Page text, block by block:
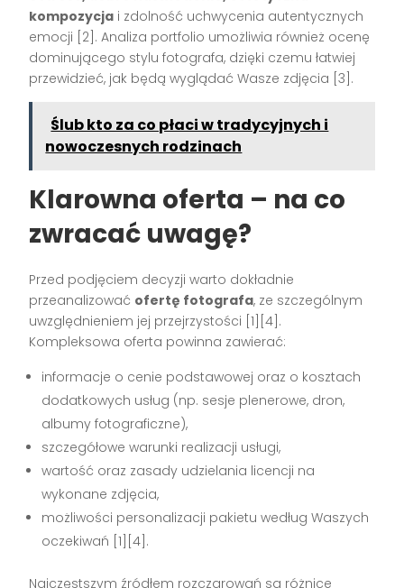
kompozycja i zdolność uchwycenia autentycznych
emocji [2] . Analiza portfolio umożliwia również ocenę
dominującego stylu fotografa, dzięki czemu łatwiej
przewidzieć, jak będą wyglądać Wasze zdjęcia [3] .
Ślub kto za co płaci w tradycyjnych i
nowoczesnych rodzinach
Klarowna oferta – na co
zwracać uwagę?
Przed podjęciem decyzji warto dokładnie
przeanalizować ofertę fotografa, ze szczególnym
uwzględnieniem jej przejrzystości [1][4] .
Kompleksowa oferta powinna zawierać:
informacje o cenie podstawowej oraz o kosztach
dodatkowych usług (np. sesje plenerowe, dron,
albumy fotograficzne),
szczegółowe warunki realizacji usługi,
wartość oraz zasady udzielania licencji na
wykonane zdjęcia,
możliwości personalizacji pakietu według Waszych
oczekiwań [1][4] .
Najczęstszym źródłem rozczarowań są różnice